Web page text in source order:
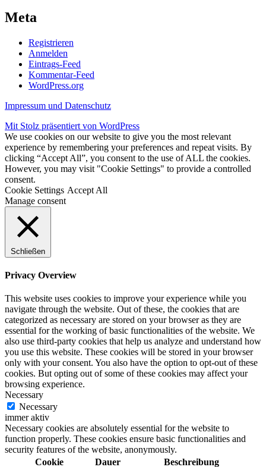
Meta
Registrieren
Anmelden
Eintrags-Feed
Kommentar-Feed
WordPress.org
Impressum und Datenschutz
Mit Stolz präsentiert von WordPress
We use cookies on our website to give you the most relevant
experience by remembering your preferences and repeat visits. By
clicking “Accept All”, you consent to the use of ALL the cookies.
However, you may visit "Cookie Settings" to provide a controlled
consent.
Cookie Settings Accept All
Manage consent
Schließen
Privacy Overview
This website uses cookies to improve your experience while you
navigate through the website. Out of these, the cookies that are
categorized as necessary are stored on your browser as they are
essential for the working of basic functionalities of the website. We
also use third-party cookies that help us analyze and understand how
you use this website. These cookies will be stored in your browser
only with your consent. You also have the option to opt-out of these
cookies. But opting out of some of these cookies may affect your
browsing experience.
Necessary
Necessary
immer aktiv
Necessary cookies are absolutely essential for the website to
function properly. These cookies ensure basic functionalities and
security features of the website, anonymously.
Cookie
Dauer Beschreibung